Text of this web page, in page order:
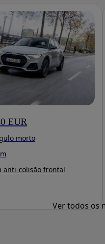
EUR
morto
anti-colisão frontal
Ver todos os